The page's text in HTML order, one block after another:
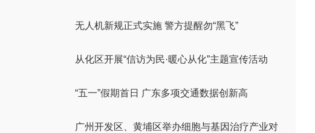
无人机新规正式实施 警方提醒勿“黑飞”
从化区开展“信访为民·暖心从化”主题宣传活动
“五一”假期首日 广东多项交通数据创新高
广州开发区、黄埔区举办细胞与基因治疗产业对